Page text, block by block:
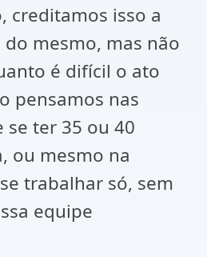
creditamos isso a
mesmo, mas não
é difícil o ato
pensamos nas
se ter 35 ou 40
ou mesmo na
trabalhar só, sem
equipe